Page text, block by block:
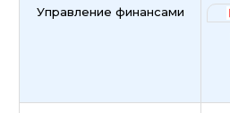
Управление финансами